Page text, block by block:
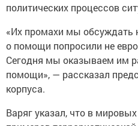
политических процессов
«Их промахи мы обсуждать
о помощи попросили не
Сегодня мы оказываем им
помощи», — рассказал
корпуса.
Варяг указал, что в